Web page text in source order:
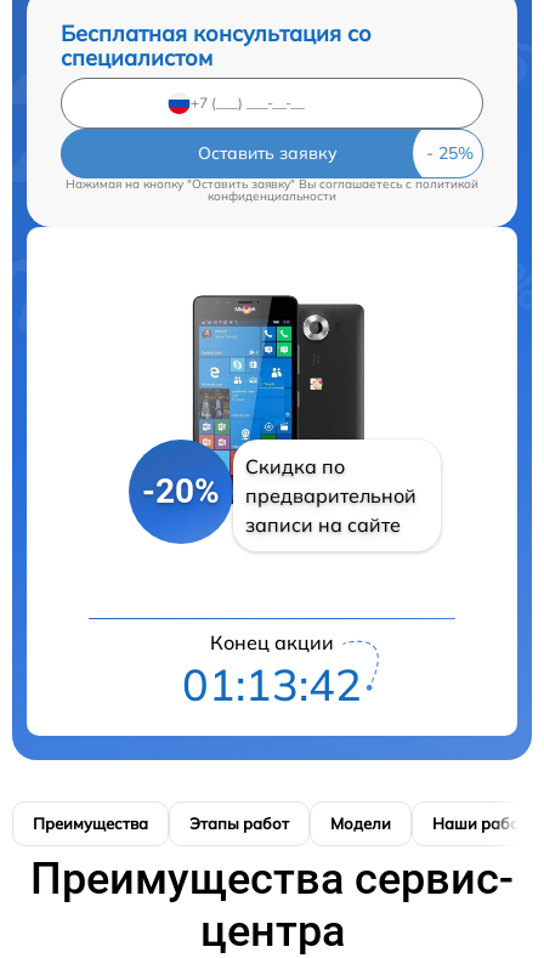
Бесплатная консультация со
специалистом
Оставить заявку
Нажимая на кнопку "Оставить заявку" Вы соглашаетесь cполитикой
конфиденциальности
-20%
Скидка по
предварительной
записи на сайте
Конец акции
01:13:42
Преимущества Этапы работ Модели Наши работы
Преимущества сервис-
центра